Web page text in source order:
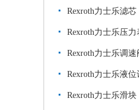
Rexroth力士乐滤芯
Rexroth力士乐压力
Rexroth力士乐调速
Rexroth力士乐液位
Rexroth力士乐滑块